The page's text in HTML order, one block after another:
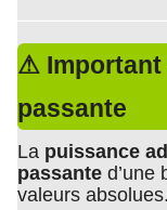
⚠ Important
passante
La puissance
passante d’une
valeurs absolues.